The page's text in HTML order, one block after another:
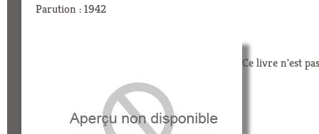
Parution : 1942
Ce livre n'est